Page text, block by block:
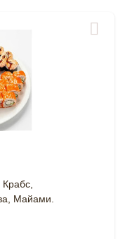
Майами.